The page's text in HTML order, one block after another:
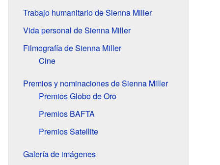
Trabajo humanitario de Sienna Miller
Vida personal de Sienna Miller
Filmografía de Sienna Miller
Cine
Premios y nominaciones de Sienna Miller
Premios Globo de Oro
Premios BAFTA
Premios Satellite
Galería de imágenes